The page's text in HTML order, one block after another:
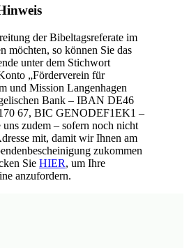
der Bibeltagsreferate im
möchten, so können Sie das
unter dem Stichwort
„Förderverein für
und Mission Langenhagen
Bank – IBAN DE46
67, BIC GENODEF1EK1 –
zudem – sofern noch nicht
mit, damit wir Ihnen am
zukommen
Sie HIER, um Ihre
anzufordern.